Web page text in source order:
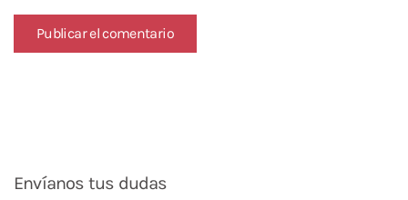
Publicar el comentario
Envíanos tus dudas